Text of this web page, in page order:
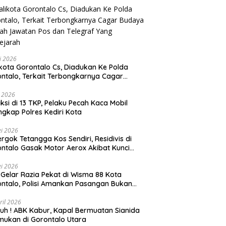
2026
Cs, Diadukan Ke Polda
Terkait Terbongkarnya Cagar
2026
di 13 TKP, Pelaku Pecah Kaca Mobil
Polres Kediri Kota
2026
Tetangga Kos Sendiri, Residivis di
Gasak Motor Aerox Akibat Kunci
2026
Gelar Razia Pekat di Wisma 88 Kota
Polisi Amankan Pasangan Bukan
2026
! ABK Kabur, Kapal Bermuatan Sianida
di Gorontalo Utara